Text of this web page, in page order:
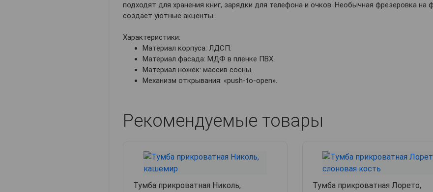
подходят для хранения книг, зарядки для телефона и очков. Необычная фрезеровка
создает уютные акценты.
Характеристики:
Материал корпуса: ЛДСП.
Материал фасада: МДФ в пленке ПВХ.
Материал ножек: массив сосны.
Механизм открывания: «push-to-open».
Рекомендуемые товары
Тумба прикроватная Николь,
Тумба прикроватная Лорето,